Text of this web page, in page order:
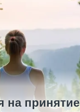
на принятие